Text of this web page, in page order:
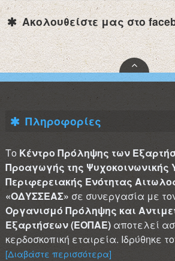
Ακολουθείστε μας στο
Πληροφορίες
Το Κέντρο Πρόληψης των
Προαγωγής της Ψυχοκοινωνικής
Περιφερειακής Ενότητας
«ΟΔΥΣΣΕΑΣ» σε συνεργασία με
Οργανισμό Πρόληψης και
Εξαρτήσεων (ΕΟΠΑΕ)αποτελεί
κερδοσκοπική εταιρεία. Ιδρύθηκε
[Διαβάστε περισσότερα]